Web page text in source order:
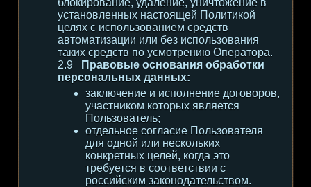
блокирование, удаление, уничтожение в
установленных настоящей Политикой
целях с использованием средств
автоматизации или без использования
таких средств по усмотрению Оператора.
Правовые основания обработки
персональных данных:
заключение и исполнение договоров,
участником которых является
Пользователь;
отдельное согласие Пользователя
для одной или нескольких
конкретных целей, когда это
требуется в соответствии с
российским законодательством.